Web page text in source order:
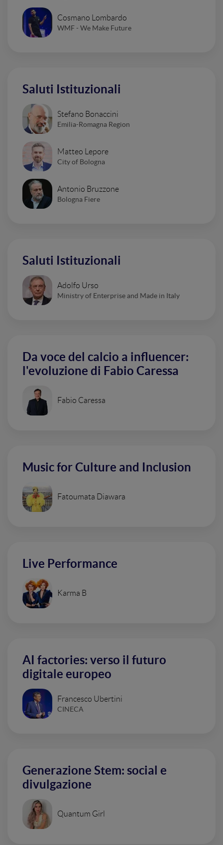
Cosmano Lombardo
WMF - We Make Future
Saluti Istituzionali
Stefano Bonaccini
Emilia-Romagna Region
Matteo Lepore
City of Bologna
Antonio Bruzzone
Bologna Fiere
Saluti Istituzionali
Adolfo Urso
Ministry of Enterprise and Made in Italy
Da voce del calcio a influencer:
l'evoluzione di Fabio Caressa
Fabio Caressa
Music for Culture and Inclusion
Fatoumata Diawara
Live Performance
Karma B
AI factories: verso il futuro
digitale europeo
Francesco Ubertini
CINECA
Generazione Stem: social e
divulgazione
Quantum Girl